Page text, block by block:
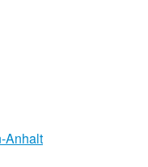
Anhalt